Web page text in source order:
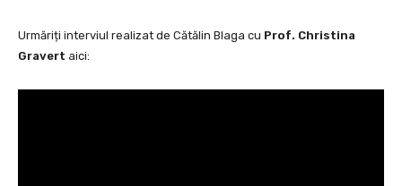
Urmăriți interviul realizat de Cătălin Blaga cu Prof. Christina
Gravert aici: